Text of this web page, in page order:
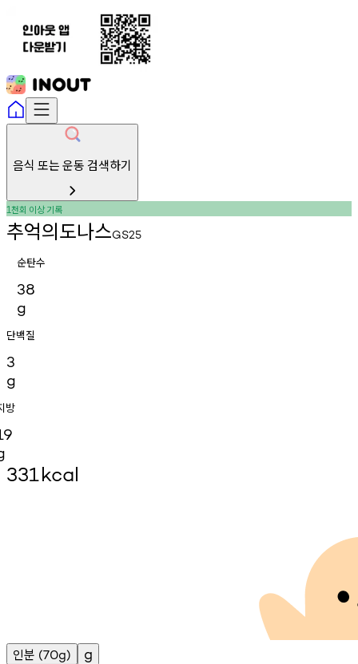
음식 또는 운동 검색하기
1천회 이상기록
추억의도나스GS25
순탄수
38
g
단백질
3
g
방
331kcal
인분 (70g) g